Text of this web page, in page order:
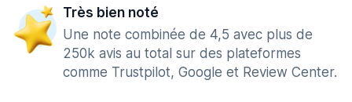
Très bien noté
Une note combinée de 4,5 avec plus de
250k avis au total sur des plateformes
comme Trustpilot, Google et Review Center.